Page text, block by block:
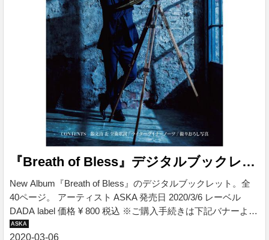
『Breath of Bless』デジタルブックレット
New Album『Breath of Bless』のデジタルブックレット。全
40ページ。 アーティスト ASKA 発売日 2020/3/6 レーベル
DADA label 価格 ¥ 800 税込 ※ご購入手続きは下記バナーより
お進みください。 『Breath of Bless』デジタルブックレット